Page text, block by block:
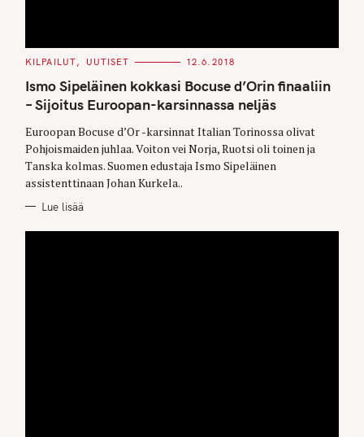
C
T
E
I
E
S
KILPAILUT UUTISET 12.6.2018
Ismo Sipeläinen kokkasi Bocuse d’Orin finaaliin
– Sijoitus Euroopan-karsinnassa neljäs
Euroopan Bocuse d’Or -karsinnat Italian Torinossa olivat
Pohjoismaiden juhlaa. Voiton vei Norja, Ruotsi oli toinen ja
Tanska kolmas. Suomen edustaja Ismo Sipeläinen
assistenttinaan Johan Kurkela..
Lue lisää